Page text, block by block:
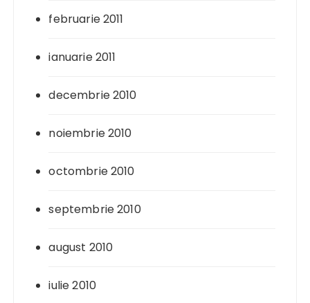
februarie 2011
ianuarie 2011
decembrie 2010
noiembrie 2010
octombrie 2010
septembrie 2010
august 2010
iulie 2010